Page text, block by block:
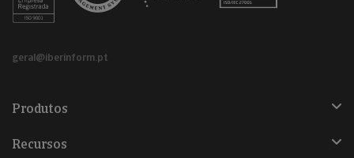
geral@iberinform.pt
Produtos
Recursos